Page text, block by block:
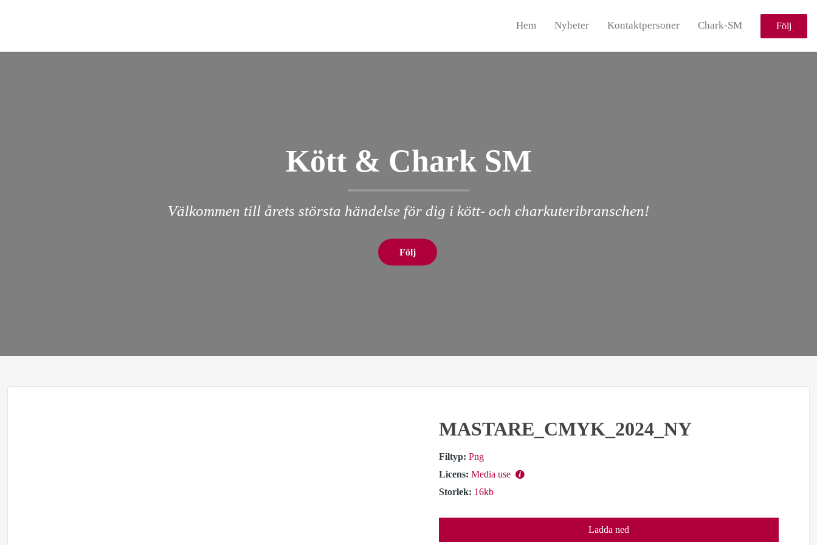
Hem Nyheter Kontaktpersoner Chark-SM Följ
Kött & Chark SM
Välkommen till årets största händelse för dig i kött- och charkuteribranschen!
Följ
MASTARE_CMYK_2024_NY
Filtyp: Png
Licens: Media use
Storlek: 16kb
Ladda ned